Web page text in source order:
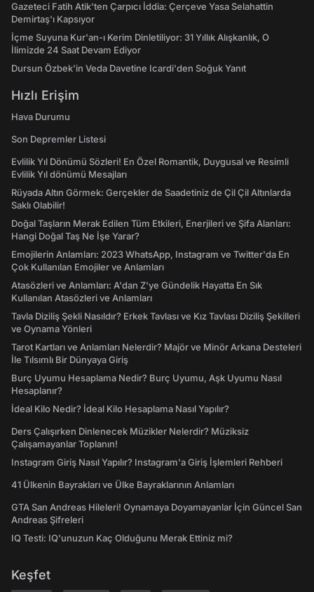
Gazeteci Fatih Atik'ten Çarpıcı İddia: Çerçeve Yasa Selahattin
Demirtaş'ı Kapsıyor
İçme Suyuna Kur'an-ı Kerim Dinletiliyor: 31 Yıllık Alışkanlık, O
İlimizde 24 Saat Devam Ediyor
Dursun Özbek'in Veda Davetine Icardi'den Soğuk Yanıt
Hızlı Erişim
Hava Durumu
Son Depremler Listesi
Evlilik Yıl Dönümü Sözleri! En Özel Romantik, Duygusal ve Resimli
Evlilik Yıl dönümü Mesajları
Rüyada Altın Görmek: Gerçekler de Saadetiniz de Çil Çil Altınlarda
Saklı Olabilir!
Doğal Taşların Merak Edilen Tüm Etkileri, Enerjileri ve Şifa Alanları:
Hangi Doğal Taş Ne İşe Yarar?
Emojilerin Anlamları: 2023 WhatsApp, Instagram ve Twitter'da En
Çok Kullanılan Emojiler ve Anlamları
Atasözleri ve Anlamları: A'dan Z'ye Gündelik Hayatta En Sık
Kullanılan Atasözleri ve Anlamları
Tavla Diziliş Şekli Nasıldır? Erkek Tavlası ve Kız Tavlası Diziliş Şekilleri
ve Oynama Yönleri
Tarot Kartları ve Anlamları Nelerdir? Majör ve Minör Arkana Desteleri
İle Tılsımlı Bir Dünyaya Giriş
Burç Uyumu Hesaplama Nedir? Burç Uyumu, Aşk Uyumu Nasıl
Hesaplanır?
İdeal Kilo Nedir? İdeal Kilo Hesaplama Nasıl Yapılır?
Ders Çalışırken Dinlenecek Müzikler Nelerdir? Müziksiz
Çalışamayanlar Toplanın!
Instagram Giriş Nasıl Yapılır? Instagram'a Giriş İşlemleri Rehberi
41 Ülkenin Bayrakları ve Ülke Bayraklarının Anlamları
GTA San Andreas Hileleri! Oynamaya Doyamayanlar İçin Güncel San
Andreas Şifreleri
IQ Testi: IQ'unuzun Kaç Olduğunu Merak Ettiniz mi?
Keşfet